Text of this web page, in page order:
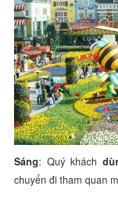
Sáng: Quý khách
chuyển đi tham quan